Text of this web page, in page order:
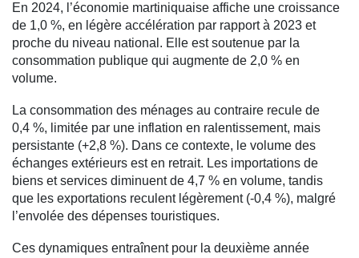
En 2024, l’économie martiniquaise affiche une croissance
de 1,0 %, en légère accélération par rapport à 2023 et
proche du niveau national. Elle est soutenue par la
consommation publique qui augmente de 2,0 % en
volume.
La consommation des ménages au contraire recule de
0,4 %, limitée par une inflation en ralentissement, mais
persistante (+2,8 %). Dans ce contexte, le volume des
échanges extérieurs est en retrait. Les importations de
biens et services diminuent de 4,7 % en volume, tandis
que les exportations reculent légèrement (-0,4 %), malgré
l’envolée des dépenses touristiques.
Ces dynamiques entraînent pour la deuxième année